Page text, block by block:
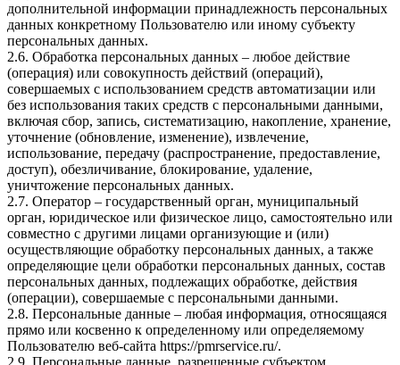
дополнительной информации принадлежность персональных
данных конкретному Пользователю или иному субъекту
персональных данных.
2.6. Обработка персональных данных – любое действие
(операция) или совокупность действий (операций),
совершаемых с использованием средств автоматизации или
без использования таких средств с персональными данными,
включая сбор, запись, систематизацию, накопление, хранение,
уточнение (обновление, изменение), извлечение,
использование, передачу (распространение, предоставление,
доступ), обезличивание, блокирование, удаление,
уничтожение персональных данных.
2.7. Оператор – государственный орган, муниципальный
орган, юридическое или физическое лицо, самостоятельно или
совместно с другими лицами организующие и (или)
осуществляющие обработку персональных данных, а также
определяющие цели обработки персональных данных, состав
персональных данных, подлежащих обработке, действия
(операции), совершаемые с персональными данными.
2.8. Персональные данные – любая информация, относящаяся
прямо или косвенно к определенному или определяемому
Пользователю веб-сайта https://pmrservice.ru/.
2.9. Персональные данные, разрешенные субъектом